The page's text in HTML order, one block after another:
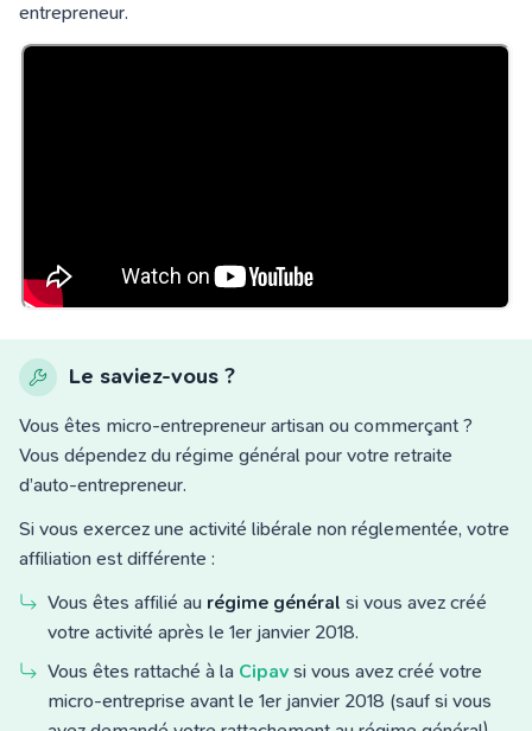
entrepreneur.
Le saviez-vous ?
Vous êtes micro-entrepreneur artisan ou commerçant ?
Vous dépendez du régime général pour votre retraite
d’auto-entrepreneur.
Si vous exercez une activité libérale non réglementée, votre
affiliation est différente :
Vous êtes affilié au régime général si vous avez créé
votre activité après le 1er janvier 2018.
Vous êtes rattaché à la Cipav si vous avez créé votre
micro-entreprise avant le 1er janvier 2018 (sauf si vous